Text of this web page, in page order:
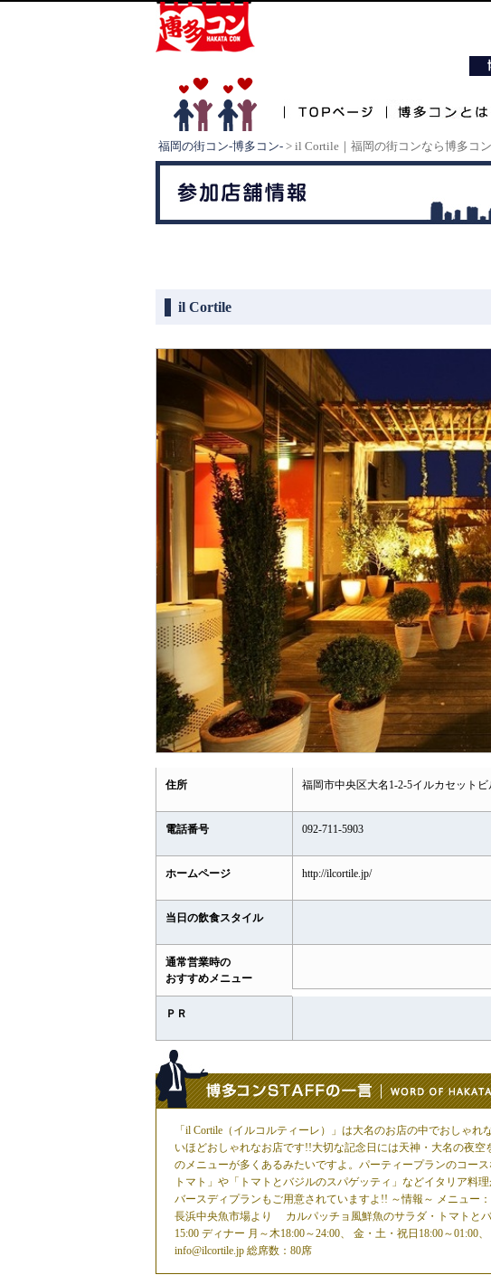
福岡の街コン-博多コン- > il Cortile｜福岡の街コンなら博多コン
il Cortile
住所 福岡市中央区大名1-2-5イルカセットビ
電話番号 092-711-5903
ホームページ http://ilcortile.jp/
当日の飲食スタイル
通常営業時の
おすすめメニュー
ＰＲ
「il Cortile（イルコルティーレ）」は大名のお店の中でおしゃ
いほどおしゃれなお店です!!大切な記念日には天神・大名の夜
のメニューが多くあるみたいですよ。パーティープランのコー
トマト」や「トマトとバジルのスパゲッティ」などイタリア料
バースディプランもご用意されていますよ!! ～情報～ メニュー
長浜中央魚市場より カルパッチョ風鮮魚のサラダ・トマトとバ
15:00 ディナー 月～木18:00～24:00、 金・土・祝日18:00～01:00
info@ilcortile.jp 総席数：80席